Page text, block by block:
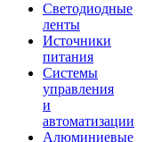
Светодиодные
ленты
Источники
питания
Системы
управления
и
автоматизации
Алюминиевые